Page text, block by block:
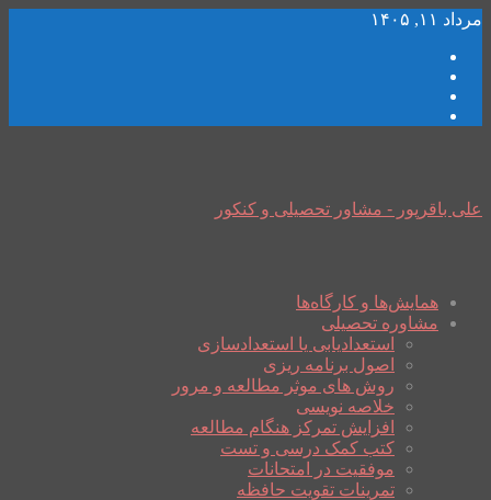
مرداد ۱۱, ۱۴۰۵
علی باقرپور - مشاور تحصیلی و کنکور
همایش‌ها و کارگاه‌ها
مشاوره تحصیلی
استعدادیابی یا استعدادسازی
اصول برنامه ریزی
روش های موثر مطالعه و مرور
خلاصه نویسی
افزایش تمرکز هنگام مطالعه
کتب کمک درسی و تست
موفقیت در امتحانات
تمرینات تقویت حافظه